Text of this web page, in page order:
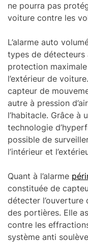
ne pourra pas
voiture contre les
L’alarme auto
types de détecteurs
protection
l’extérieur de
capteur de
autre à pression
l’habitacle. Grâce à
technologie
possible de
l’intérieur et
Quant à l’alarme
constituée de
détecter
des portières. Elle
contre les
système anti